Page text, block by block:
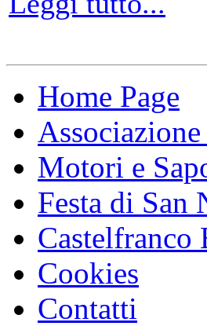
Home Page
Motori e
Festa di San
Castelfranco
Cookies
Contatti